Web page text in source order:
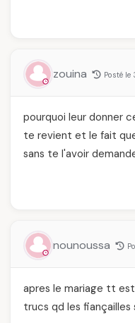
zouina Posté le
pourquoi leur donner
te revient et le fait
sans te l'avoir
nounoussa
apres le mariage tt
trucs qd les fiançailles